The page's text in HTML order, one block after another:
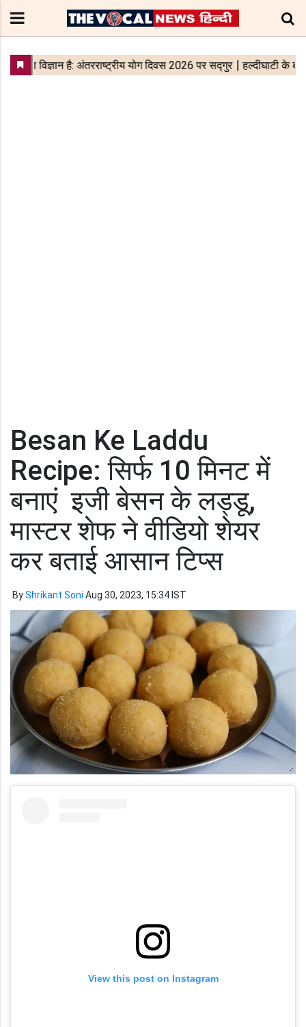
Besan Ke Laddu
Recipe: सिर्फ 10 मिनट में
बनाएं इजी बेसन के लड्डू,
मास्टर शेफ ने वीडियो शेयर
कर बताई आसान टिप्स
ByShrikant Soni Aug 30, 2023, 15:34 IST
View this post on Instagram